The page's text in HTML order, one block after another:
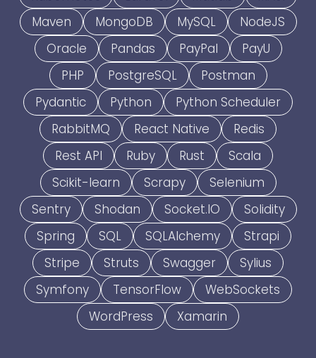
Maven
MongoDB MySQL
NodeJS
Oracle
Pandas PayPal
PayU
PHP
PostgreSQL
Postman
Pydantic
Python
Python Scheduler
RabbitMQ
React Native
Redis
Rest API
Ruby Rust
Scala
Scikit-learn
Scrapy
Selenium
Sentry
Shodan Socket.IO
Solidity
Spring
SQL SQLAlchemy
Strapi
Stripe
Struts Swagger
Sylius
Symfony
TensorFlow
WebSockets
WordPress
Xamarin